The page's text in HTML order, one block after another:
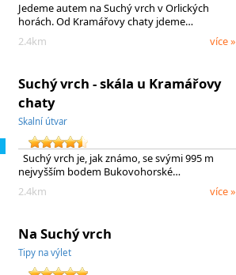
Jedeme autem na Suchý vrch v Orlických
horách. Od Kramářovy chaty jdeme…
2.4km
více »
Suchý vrch - skála u Kramářovy
chaty
Skalní útvar
Suchý vrch je, jak známo, se svými 995 m
nejvyšším bodem Bukovohorské…
2.4km
více »
Na Suchý vrch
Tipy na výlet